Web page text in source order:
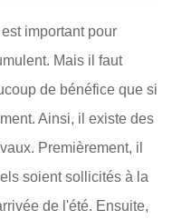
important pour
Mais il faut
de bénéfice que si
Ainsi, il existe des
Premièrement, il
soient sollicités à la
de l'été. Ensuite,